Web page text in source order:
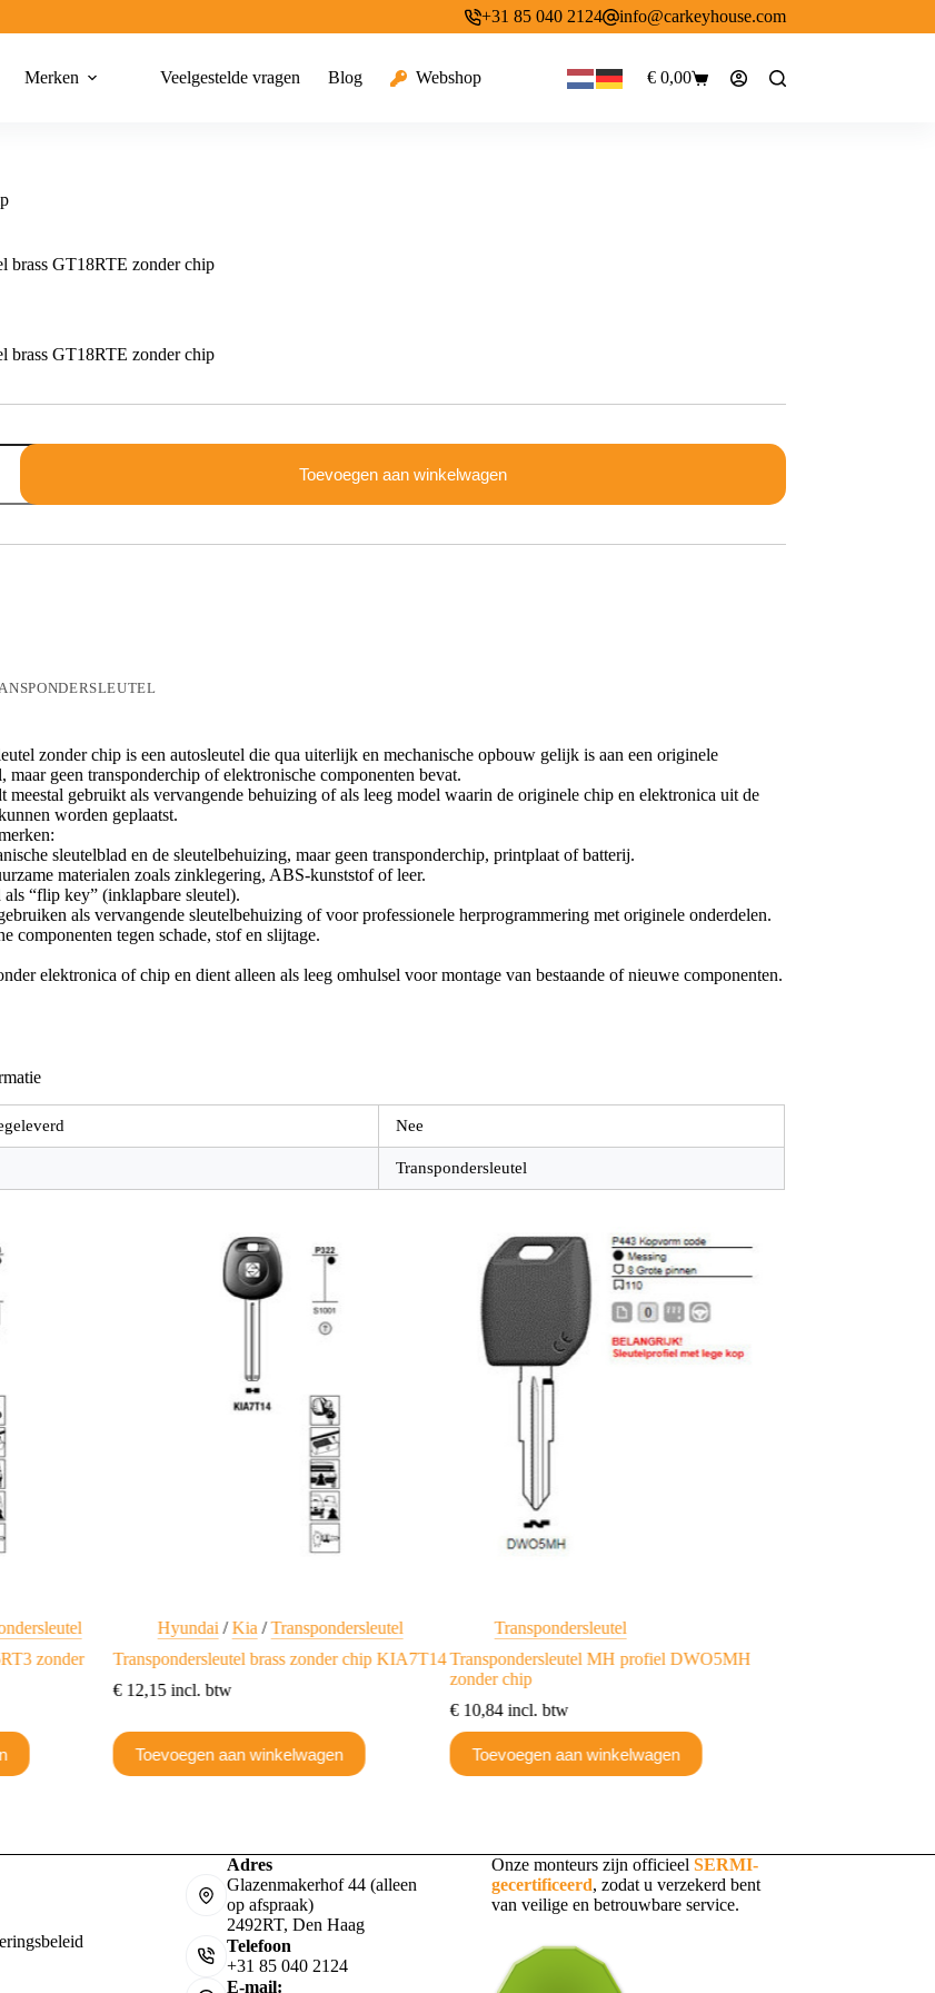
+31 85 040 2124 info@carkeyhouse.com
Merken Veelgestelde vragen Blog Webshop Winkelwagen
€0,00
brass GT18RTE zonder chip
brass GT18RTE zonder chip
Toevoegen aan winkelwagen
zonder chip is een autosleutel die qua uiterlijk en mechanische opbouw gelijk is aan een originele
maar geen transponderchip of elektronische componenten bevat.
meestal gebruikt als vervangende behuizing of als leeg model waarin de originele chip en elektronica uit de
worden geplaatst.
sleutelblad en de sleutelbehuizing, maar geen transponderchip, printplaat of batterij.
materialen zoals zinklegering, ABS-kunststof of leer.
als “flip key” (inklapbare sleutel).
als vervangende sleutelbehuizing of voor professionele herprogrammering met originele onderdelen.
componenten tegen schade, stof en slijtage.
elektronica of chip en dient alleen als leeg omhulsel voor montage van bestaande of nieuwe componenten.
Nee
Transpondersleutel
zonder
Hyundai /Kia /Transpondersleutel
Transpondersleutel brass zonder chip KIA7T14
€12,15incl. btw
Toevoegen aan winkelwagen
Transpondersleutel
Transpondersleutel MH profiel DWO5MH
zonder chip
€10,84incl. btw
Toevoegen aan winkelwagen
Adres
Glazenmakerhof 44 (alleen
op afspraak)
2492RT, Den Haag
Telefoon
+31 85 040 2124
E-mail:
Onze monteurs zijn officieel SERMI-
gecertificeerd, zodat u verzekerd bent
van veilige en betrouwbare service.